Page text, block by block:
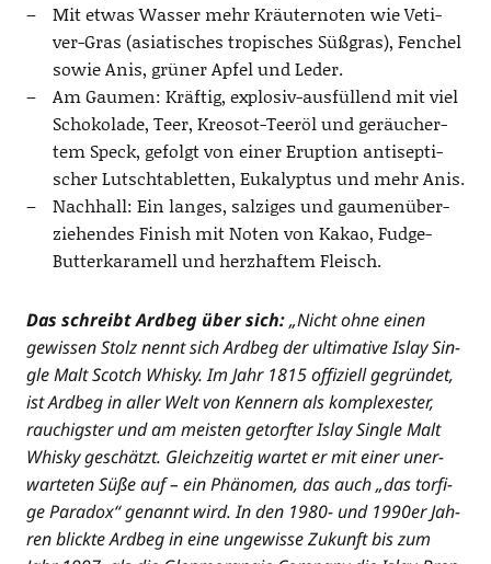
Mit etwas Was­ser mehr Kräu­ter­no­ten wie Veti­
ver-Gras (asia­ti­sches tro­pi­sches Süß­gras), Fen­chel
sowie Anis, grü­ner Apfel und Leder.
Am Gau­men: Kräf­tig, explo­siv-aus­fül­lend mit viel
Scho­ko­la­de, Teer, Kreo­sot-Teer­öl und geräu­cher­
tem Speck, gefolgt von einer Erup­ti­on anti­sep­ti­
scher Lutsch­ta­blet­ten, Euka­lyp­tus und mehr Anis.
Nach­hall: Ein lan­ges, sal­zi­ges und gau­men­über­
zie­hen­des Finish mit Noten von Kakao, Fudge-
But­ter­ka­ra­mell und herz­haf­tem Fleisch.
Das schreibt Ard­beg über sich:„Nicht ohne einen
gewis­sen Stolz nennt sich Ard­beg der ulti­ma­ti­ve Islay Sin­
gle Malt Scotch Whis­ky. Im Jahr 1815 offi­zi­ell gegrün­det,
ist Ard­beg in aller Welt von Ken­nern als kom­ple­xes­ter,
rau­chigs­ter und am meis­ten getorf­ter Islay Sin­gle Malt
Whis­ky geschätzt. Gleich­zei­tig war­tet er mit einer uner­
war­te­ten Süße auf – ein Phä­no­men, das auch „das tor­fi­
ge Para­dox“ genannt wird. In den 1980- und 1990er Jah­
ren blick­te Ard­beg in eine unge­wis­se Zukunft bis zum